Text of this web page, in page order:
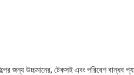
জন্য উচ্চমানের, টেকসই এবং পরিবেশ বান্ধব